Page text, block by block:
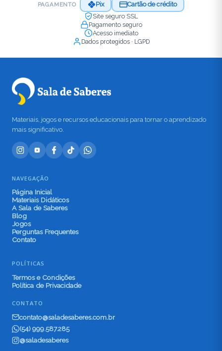
PAGAMENTO Pix
Cartão de crédito
Site seguro SSL
Pagamento seguro
Acesso imediato
Dados protegidos · LGPD
Materiais, jogos e recursos educacionais para tornar o aprendizado
mais significativo.
NAVEGAÇÃO
Página Inicial
Materiais Didáticos
A Sala de Saberes
Blog
Jogos
Perguntas Frequentes
Contato
POLÍTICAS
Termos e Condições
Política de Privacidade
CONTATO
contato@saladesaberes.com.br
(54) 999.587.285
@saladesaberes